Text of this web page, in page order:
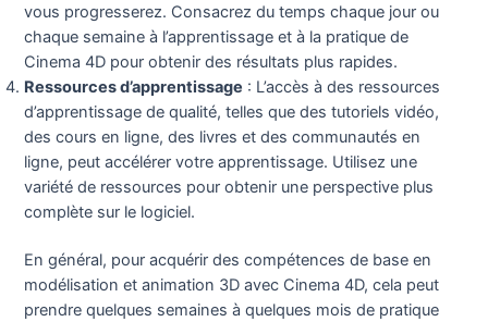
vous progresserez. Consacrez du temps chaque jour ou
chaque semaine à l’apprentissage et à la pratique de
Cinema 4D pour obtenir des résultats plus rapides.
Ressources d’apprentissage : L’accès à des ressources
d’apprentissage de qualité, telles que des tutoriels vidéo,
des cours en ligne, des livres et des communautés en
ligne, peut accélérer votre apprentissage. Utilisez une
variété de ressources pour obtenir une perspective plus
complète sur le logiciel.
En général, pour acquérir des compétences de base en
modélisation et animation 3D avec Cinema 4D, cela peut
prendre quelques semaines à quelques mois de pratique